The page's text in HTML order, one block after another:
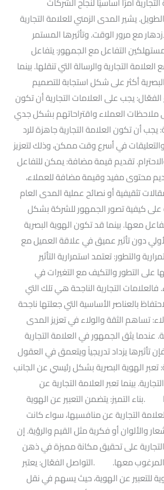
يشير المدى الزمني للعلامة التجارية
مع مرور الوقت. وتأثيرها المستمر
التفاعل مع الجمهور: يتفاعل
التجارية والرسالة التي تنقلها. بينما
أكثر على شكل استجابة للتصميم
الفعّال: يجب على العلامات التجارية أن تكون
ملاحظات العملاء واقتراحاتهم بشكل جدي
أن تكون العلامة التجارية جاهزة للرد
في أسرع وقت ممكن، وذلك لتعزيز
تقديم قيمة مضافة: يمكن للتفاعل
محتوى مفيد وقيمة مضافة للعملاء،
تثقيفية أو نصائح عملية المدى العام
على كيفية تصور الجمهور للشركة بشكل
معها. بينما قد تكون الهوية البصرية
دون تأثير عميق في علاقة العميل مع
والتطور: تعتمد استمرارية التأثير
على التطور والتكيف مع التغيرات في
التجارية الناجحة هي تلك التي
بالعناصر الأساسية التي جعلتها ناجحة
تساهم الثقة والولاء في تعزيز المدى
عندما يثق الجمهور في العلامة التجارية
تأثيرها يزداد تدريجياً ويتعمق في العقول
تعبر الهوية البصرية بشكل رئيسي عن الجانب
بينما تعبر العلامة التجارية عن
التميز: يتضمن التعبير عن الهوية
التجارية عن منافسيها، سواء كانت
والألوان أو فكرية مثل القيم والرؤية. إن
التجارية على تحقيق مكانة مميزة في ذهن
المرغوب معها. .التواصل الفعّال: يعتبر
للتعبير عن الهوية، حيث يسهم في نقل